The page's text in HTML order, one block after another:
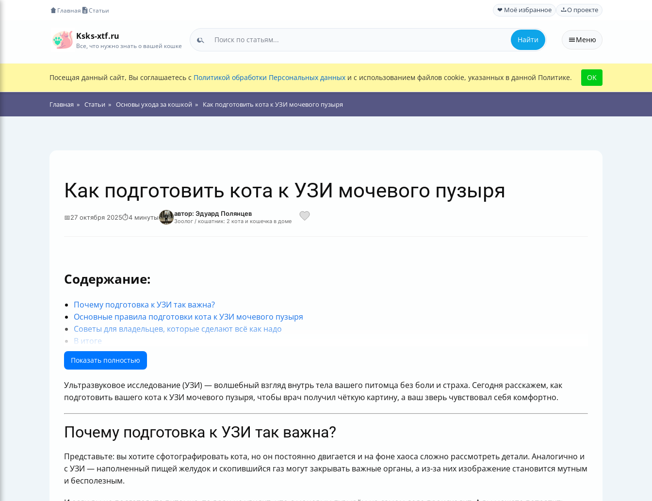
Главная Статьи ❤ Моё избранное О проекте
Ksks-xtf.ru
Все, что нужно знать о вашей кошке
Найти Меню
Посещая данный сайт, Вы соглашаетесь с Политикой обработки Персональных данных и с использованием файлов cookie, указанных в данной Политике. OK
Главная Статьи Основы ухода за кошкой Как подготовить кота к УЗИ мочевого пузыря
Как подготовить кота к УЗИ мочевого пузыря
📅27 октября 2025⏱4 минуты автор: Эдуард Полянцев
Зоолог / кошатник: 2 кота и кошечка в доме
Содержание:
Почему подготовка к УЗИ так важна?
Основные правила подготовки кота к УЗИ мочевого пузыря
Советы для владельцев, которые сделают всё как надо
В итоге
Таблица основных правил
Полезные ссылки
Показать полностью
Ультразвуковое исследование (УЗИ) — волшебный взгляд внутрь тела вашего питомца без боли и страха. Сегодня расскажем, как
подготовить вашего кота к УЗИ мочевого пузыря, чтобы врач получил чёткую картину, а ваш зверь чувствовал себя комфортно.
Почему подготовка к УЗИ так важна?
Представьте: вы хотите сфотографировать кота, но он постоянно двигается и на фоне хаоса сложно рассмотреть детали. Аналогично и
с УЗИ — наполненный пищей желудок и скопившийся газ могут закрывать важные органы, а из-за них изображение становится мутным
и бесполезным.